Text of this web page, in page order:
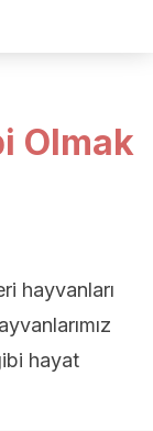
Olmak
hayvanları
hayat